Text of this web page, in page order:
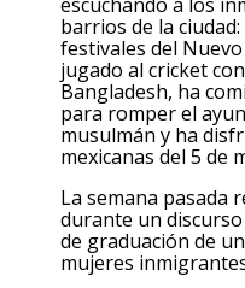
barrios de la
festivales del
jugado al cricket
Bangladesh, ha
para romper el
musulmán y ha
mexicanas del 5 de
La semana pasada
durante un
de graduación de
mujeres